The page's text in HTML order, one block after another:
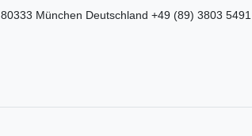
80333 München Deutschland +49 (89) 3803 5491